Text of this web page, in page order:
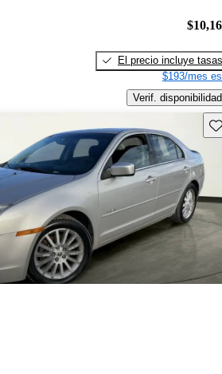
El precio incluye tasas
$193/mes
Verif. disponibilidad